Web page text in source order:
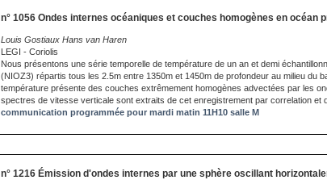
n° 1056 Ondes internes océaniques et couches homogènes en océan
Louis Gostiaux Hans van Haren
LEGI - Coriolis
Nous présentons une série temporelle de température de un an et demi
(NIOZ3) répartis tous les 2.5m entre 1350m et 1450m de profondeur au milieu du
température présente des couches extrêmement homogènes advectées par les
spectres de vitesse verticale sont extraits de cet enregistrement par correlation et
communication programmée pour mardi matin 11H10 salle M
n° 1216 Émission d'ondes internes par une sphère oscillant